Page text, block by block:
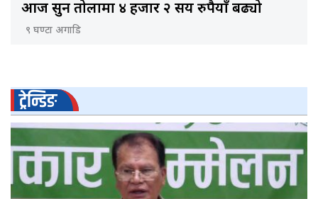
आज सुन तोलामा ४ हजार २ सय रुपैयाँ बढ्यो
९ घण्टा अगाडि
ट्रेन्डिङ